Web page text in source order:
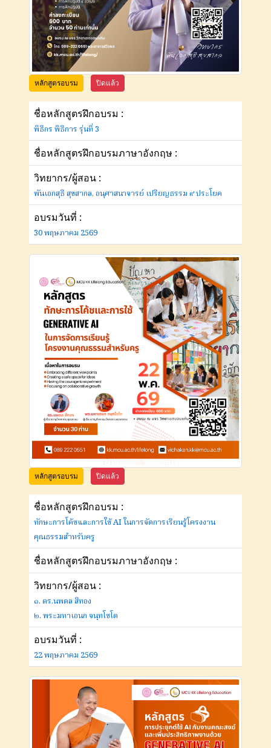
หลักสูตรอบรม ปิดแล้ว
ชื่อหลักสูตรฝึกอบรม :
พิธีกร พิธีการ รุ่นที่ 3
ชื่อหลักสูตรฝึกอบรมภาษาอังกฤษ :
วิทยากร/ผู้สอน :
พันเอกสุธี สุขสากล, อนุศาสนาจารย์ เปรียญธรรม ๙ ประโยค
อบรมวันที่ :
30 พฤษภาคม 2569
หลักสูตรอบรม ปิดแล้ว
ชื่อหลักสูตรฝึกอบรม :
ทักษะการโค้ชและการใช้ AI ในการจัดการเรียนรู้โครงงาน
คุณธรรมสำหรับครู
ชื่อหลักสูตรฝึกอบรมภาษาอังกฤษ :
วิทยากร/ผู้สอน :
๑. ดร.นพดล สีทอง
๒. พระมหาเอนก จนฺทโชโต
อบรมวันที่ :
22 พฤษภาคม 2569